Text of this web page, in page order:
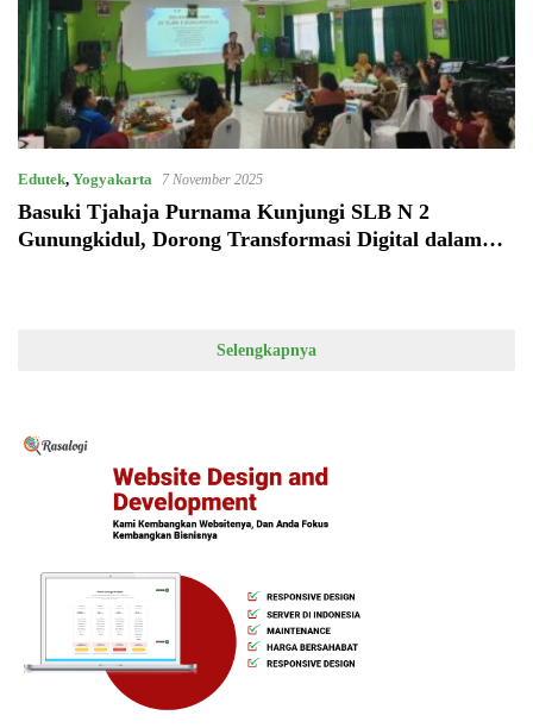
Edutek, Yogyakarta 7 November 2025
Basuki Tjahaja Purnama Kunjungi SLB N 2
Gunungkidul, Dorong Transformasi Digital dalam
Selengkapnya